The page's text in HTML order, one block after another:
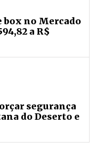
box no Mercado
a R$
segurança
do Deserto e